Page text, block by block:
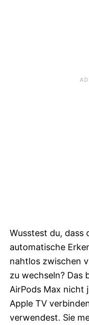
Wusstest du, dass
automatische
nahtlos zwischen
zu wechseln? Das
AirPods Max nicht
Apple TV
verwendest. Sie